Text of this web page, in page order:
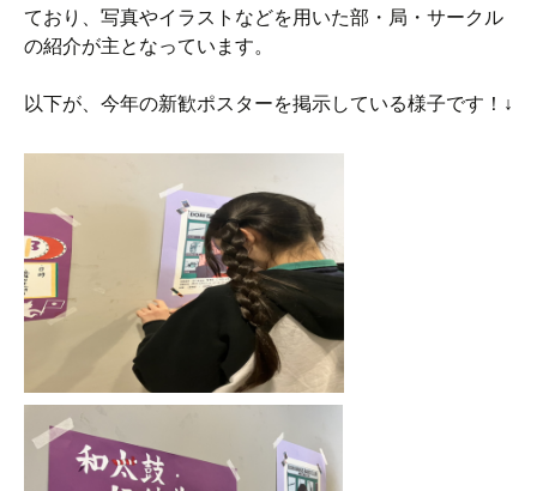
ており、写真やイラストなどを用いた部・局・サークル
の紹介が主となっています。
以下が、今年の新歓ポスターを掲示している様子です！↓